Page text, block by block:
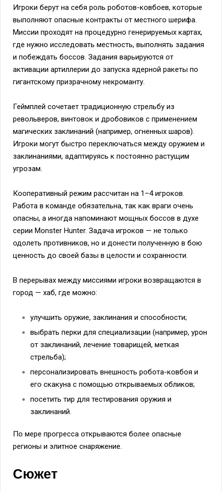
Игроки берут на себя роль роботов-ковбоев, которые
выполняют опасные контракты от местного шерифа.
Миссии проходят на процедурно генерируемых картах,
где нужно исследовать местность, выполнять задания
и побеждать боссов. Задания варьируются от
активации артиллерии до запуска ядерной ракеты по
гигантскому призрачному некроманту.
Геймплей сочетает традиционную стрельбу из
револьверов, винтовок и дробовиков с применением
магических заклинаний (например, огненных шаров).
Игроки могут быстро переключаться между оружием и
заклинаниями, адаптируясь к постоянно растущим
угрозам.
Кооперативный режим рассчитан на 1–4 игроков.
Работа в команде обязательна, так как враги очень
опасны, а иногда напоминают мощных боссов в духе
серии Monster Hunter. Задача игроков — не только
одолеть противников, но и донести полученную в бою
ценность до своей базы в целости и сохранности.
В перерывах между миссиями игроки возвращаются в
город — хаб, где можно:
улучшить оружие, заклинания и способности;
выбрать перки для специализации (например, урон
от заклинаний, лечение товарищей, меткая
стрельба);
персонализировать внешность робота-ковбоя и
его скакуна с помощью открываемых обликов;
посетить тир для тестирования оружия и
заклинаний.
По мере прогресса открываются более опасные
регионы и элитное снаряжение.
Сюжет